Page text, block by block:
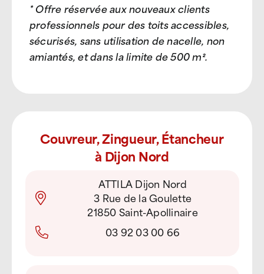
* Offre réservée aux nouveaux clients
professionnels pour des toits accessibles,
sécurisés, sans utilisation de nacelle, non
amiantés, et dans la limite de 500 m².
Couvreur, Zingueur, Étancheur
à Dijon Nord
ATTILA Dijon Nord
3 Rue de la Goulette
21850 Saint-Apollinaire
03 92 03 00 66